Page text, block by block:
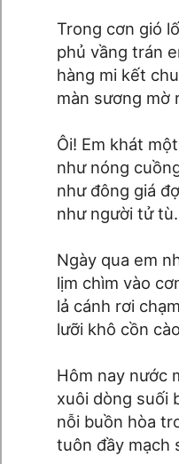
Trong cơn gió
phủ vầng trán
hàng mi kết
màn sương mờ
Ôi! Em khát
như nóng
như đông giá
như người tử
Ngày qua em
lịm chìm vào
lả cánh rơi
lưỡi khô cồn
Hôm nay nước
xuôi dòng suối
nỗi buồn hòa
tuôn đầy mạch